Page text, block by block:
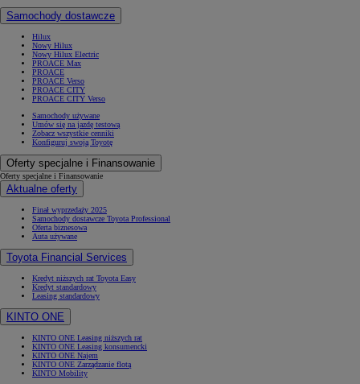
Samochody dostawcze
Hilux
Nowy Hilux
Nowy Hilux Electric
PROACE Max
PROACE
PROACE Verso
PROACE CITY
PROACE CITY Verso
Samochody używane
Umów się na jazdę testową
Zobacz wszystkie cenniki
Konfiguruj swoją Toyotę
Oferty specjalne i Finansowanie
Oferty specjalne i Finansowanie
Aktualne oferty
Finał wyprzedaży 2025
Samochody dostawcze Toyota Professional
Oferta biznesowa
Auta używane
Toyota Financial Services
Kredyt niższych rat Toyota Easy
Kredyt standardowy
Leasing standardowy
KINTO ONE
KINTO ONE Leasing niższych rat
KINTO ONE Leasing konsumencki
KINTO ONE Najem
KINTO ONE Zarządzanie flotą
KINTO Mobility